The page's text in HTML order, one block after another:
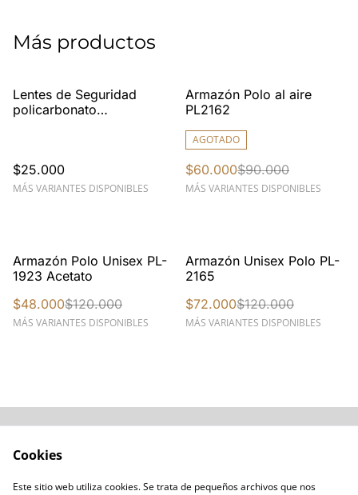
Más productos
Lentes de Seguridad
policarbonato
$25.000
MÁS VARIANTES DISPONIBLES
%
Armazón Polo al aire
PL2162
AGOTADO
$60.000$90.000
MÁS VARIANTES DISPONIBLES
%
Armazón Polo Unisex PL-
1923 Acetato
$48.000$120.000
MÁS VARIANTES DISPONIBLES
%
Armazón Unisex Polo PL-
2165
$72.000$120.000
MÁS VARIANTES DISPONIBLES
Condiciones
Cookies
Este sitio web utiliza cookies. Se trata de pequeños archivos que nos